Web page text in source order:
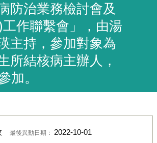
防治業務檢討會及
作聯繫會」，由湯
主持，參加對象為
所結核病主辦人，
加。
最後異動日期： 2022-10-01